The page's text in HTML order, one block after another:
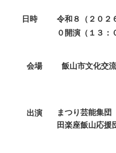
日時
令和８（２０
０開演（１３：
会場 飯山市文化交
出演
まつり芸能集
田楽座飯山応援